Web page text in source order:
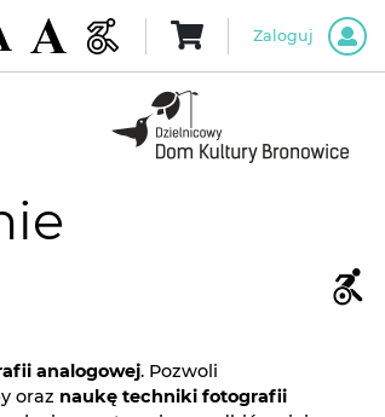
Zaloguj
analogowej. Pozwoli
oraz naukę techniki fotografii